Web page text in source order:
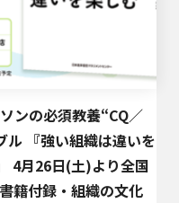
ンの必須教養“CQ／
ル 『強い組織は違いを
4月26日(土)より全国
籍付録・組織の文化